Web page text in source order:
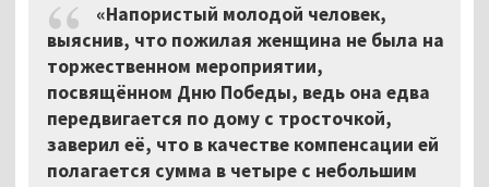
«Напористый молодой человек,
выяснив, что пожилая женщина не была на
торжественном мероприятии,
посвящённом Дню Победы, ведь она едва
передвигается по дому с тросточкой,
заверил её, что в качестве компенсации ей
полагается сумма в четыре с небольшим